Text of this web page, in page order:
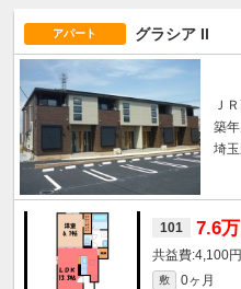
アパート グラシア II
Ｊ
築
埼
101 7.6
4,100円
敷 0ヶ月